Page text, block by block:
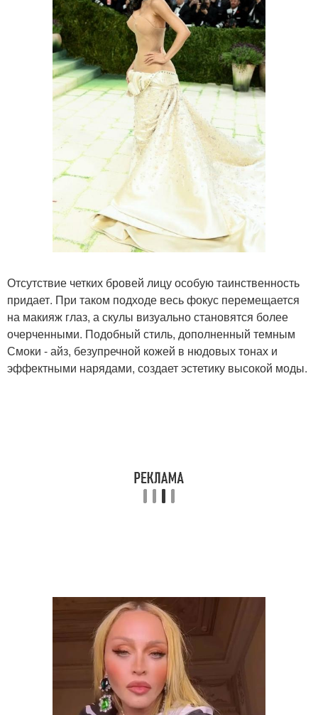
Отсутствие четких бровей лицу особую таинственность
придает. При таком подходе весь фокус перемещается
на макияж глаз, а скулы визуально становятся более
очерченными. Подобный стиль, дополненный темным
Смоки - айз, безупречной кожей в нюдовых тонах и
эффектными нарядами, создает эстетику высокой моды.